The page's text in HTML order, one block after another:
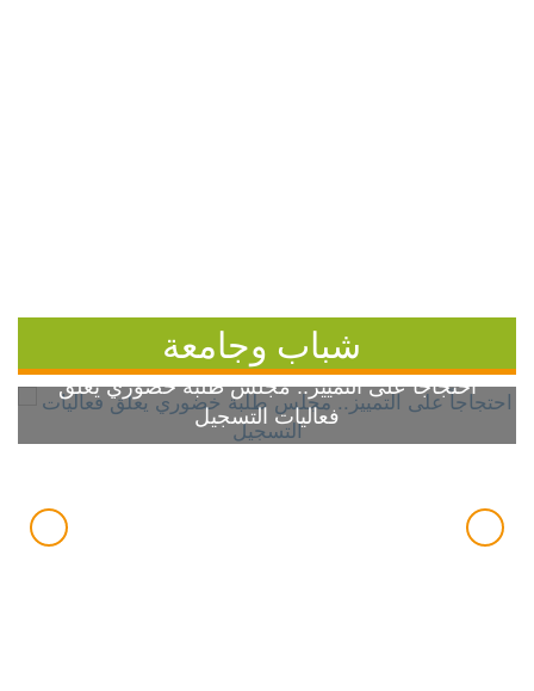
شباب وجامعة
احتجاجاً على التمييز.. مجلس طلبة خضوري يعلق
فعاليات التسجيل